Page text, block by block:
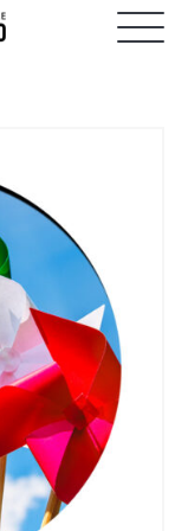
20:00
IL CENTRO
NEGOZI
EVENTI
PROMOZIONI
SERVIZI
CONTATTI